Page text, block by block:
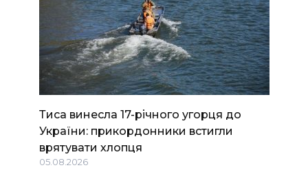
Тиса винесла 17-річного угорця до
України: прикордонники встигли
врятувати хлопця
05.08.2026